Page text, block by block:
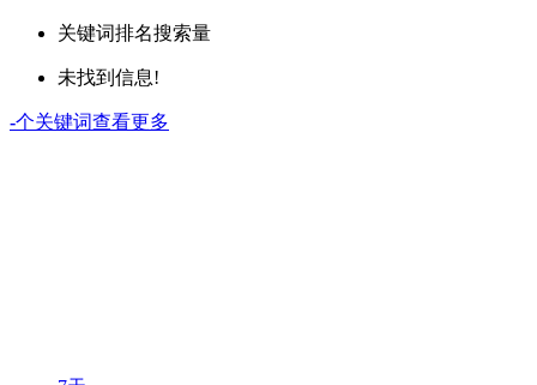
关键词排名搜索量
未找到信息!
-个关键词查看更多